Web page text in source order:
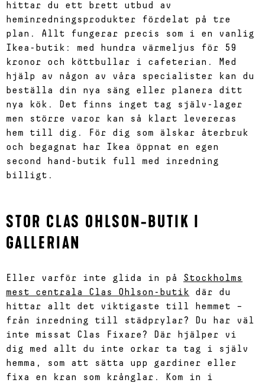
hittar du ett brett utbud av
heminredningsprodukter fördelat på tre
plan. Allt fungerar precis som i en vanlig
Ikea-butik: med hundra värmeljus för 59
kronor och köttbullar i cafeterian. Med
hjälp av någon av våra specialister kan du
beställa din nya säng eller planera ditt
nya kök. Det finns inget tag själv-lager
men större varor kan så klart levereras
hem till dig. För dig som älskar återbruk
och begagnat har Ikea öppnat en egen
second hand-butik full med inredning
billigt.
STOR CLAS OHLSON-BUTIK I
GALLERIAN
Eller varför inte glida in på Stockholms
mest centrala Clas Ohlson-butik där du
hittar allt det viktigaste till hemmet –
från inredning till städprylar? Du har väl
inte missat Clas Fixare? Där hjälper vi
dig med allt du inte orkar ta tag i själv
hemma, som att sätta upp gardiner eller
fixa en kran som krånglar. Kom in i